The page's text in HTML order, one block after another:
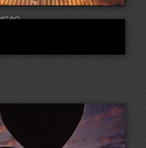
#2 Из серии "над Санкт-Петербургом"